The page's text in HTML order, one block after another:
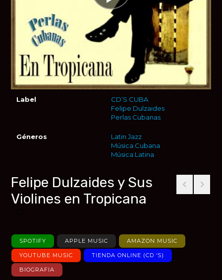
Label
CD’S CUBA
Felipe Dulzaides
Perlas Cubanas
Géneros
Latin Jazz
Música Cubana
Música Latina
Felipe Dulzaides y Sus
Violines en Tropicana
SPOTIFY APPLE MUSIC AMAZON MUSIC
YOUTUBE MUSIC TIENDA ONLINE (CD ‘S)
BIOGRAFIA